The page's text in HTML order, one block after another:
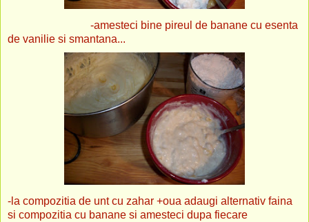
-amesteci bine pireul de banane cu esenta
de vanilie si smantana...
-la compozitia de unt cu zahar +oua adaugi alternativ faina
si compozitia cu banane si amesteci dupa fiecare